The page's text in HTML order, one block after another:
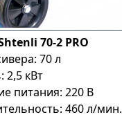
70-2 PRO
70 л
кВт
питания: 220 В
460 л/мин.